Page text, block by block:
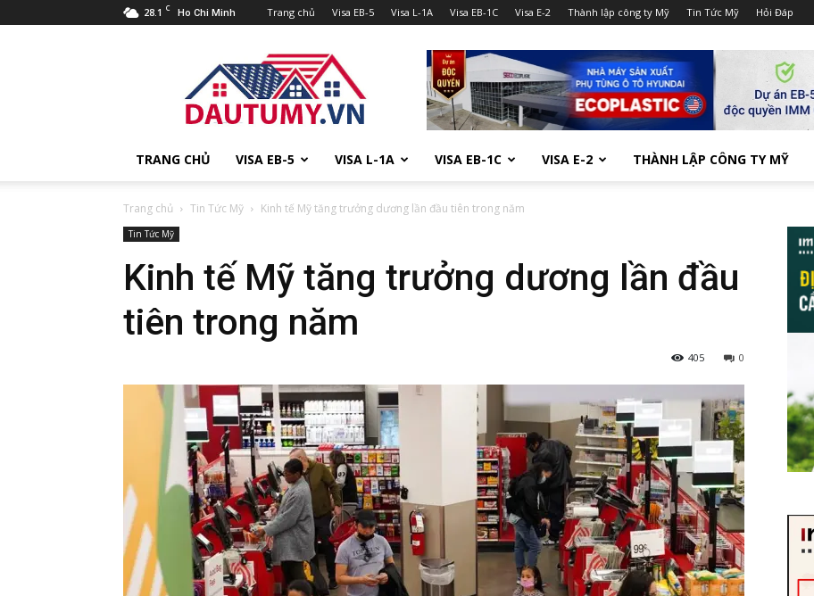
28.1 C Ho Chi Minh Trang chủ Visa EB-5 Visa L-1A Visa EB-1C Visa E-2 Thành lập công ty Mỹ Tin Tức Mỹ Hỏi Đáp
Mỹ
TRANG CHỦ VISA EB-5 VISA L-1A VISA EB-1C VISA E-2 THÀNH LẬP CÔNG TY MỸ
Trang chủ Tin Tức Mỹ Kinh tế Mỹ tăng trưởng dương lần đầu tiên trong năm
Tin Tức Mỹ
Kinh tế Mỹ tăng trưởng dương lần đầu
tiên trong năm
0
405